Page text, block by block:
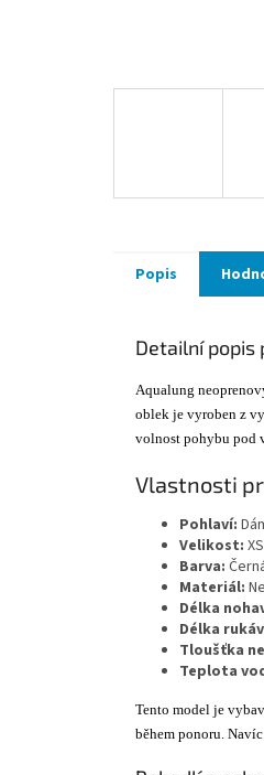
Popis
Detailní popis
Aqualung
oblek je vyroben z
volnost pohybu pod
Vlastnosti
Pohlaví:
Velikost:
Barva:
Materiál:
Délka
Délka
Tloušťka
Teplota
Tento model je
během ponoru.